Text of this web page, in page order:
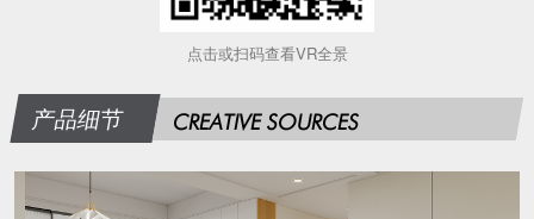
点击或扫码查看VR全景
产品细节 CREATIVE SOURCES